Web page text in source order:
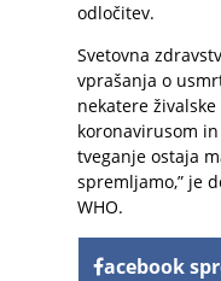
odločitev.
Svetovna
vprašanja o
nekatere
koronavirusom
tveganje ostaja
spremljamo,” je
WHO.
acebook